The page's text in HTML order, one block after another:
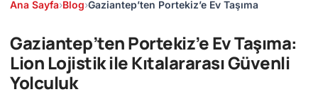
Ana Sayfa›Blog›Gaziantep’ten Portekiz’e Ev Taşıma
Gaziantep’ten Portekiz’e Ev Taşıma:
Lion Lojistik ile Kıtalararası Güvenli
Yolculuk